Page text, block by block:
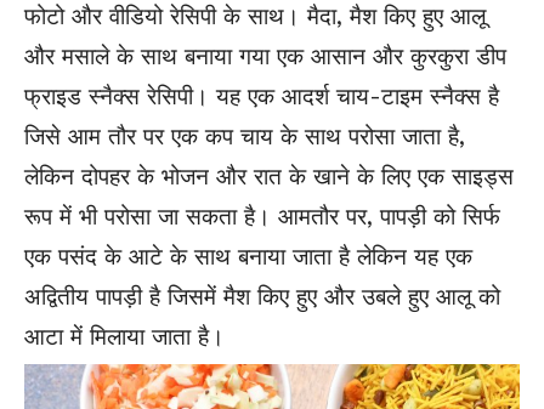
फोटो और वीडियो रेसिपी के साथ। मैदा, मैश किए हुए आलू
और मसाले के साथ बनाया गया एक आसान और कुरकुरा डीप
फ्राइड स्नैक्स रेसिपी। यह एक आदर्श चाय-टाइम स्नैक्स है
जिसे आम तौर पर एक कप चाय के साथ परोसा जाता है,
लेकिन दोपहर के भोजन और रात के खाने के लिए एक साइड्स
रूप में भी परोसा जा सकता है। आमतौर पर, पापड़ी को सिर्फ
एक पसंद के आटे के साथ बनाया जाता है लेकिन यह एक
अद्वितीय पापड़ी है जिसमें मैश किए हुए और उबले हुए आलू को
आटा में मिलाया जाता है।